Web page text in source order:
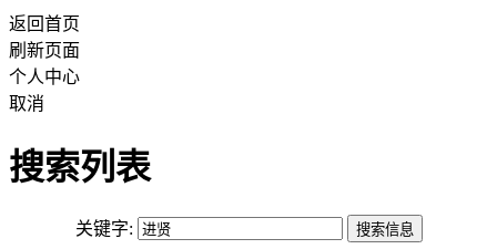
返回首页
刷新页面
个人中心
取消
搜索列表
关键字: